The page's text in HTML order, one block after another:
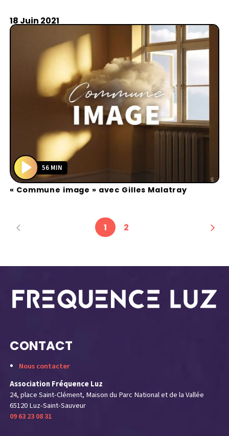
18 Juin 2021
P
l
56 MIN
« Commune image » avec Gilles Malatray
1 2
CONTACT
Nous contacter
Association Fréquence Luz
24, place Saint-Clément, Maison du Parc National et de la Vallée
65120 Luz-Saint-Sauveur
09 63 23 08 31